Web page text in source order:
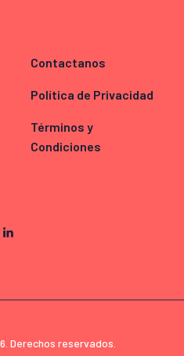
Contactanos
Política de Privacidad
Términos y
Condiciones
Derechos reservados.